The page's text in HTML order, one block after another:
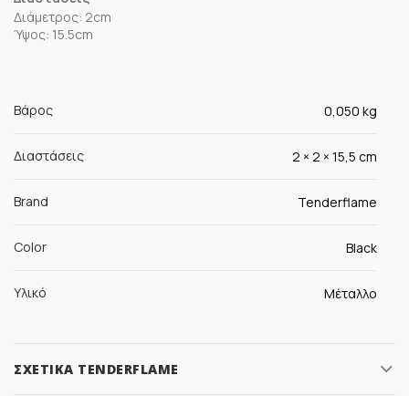
Διάμετρος: 2cm
Ύψος: 15.5cm
Βάρος 0,050 kg
Διαστάσεις 2 × 2 × 15,5 cm
Brand Tenderflame
Color Black
Υλικό Μέταλλο
ΣΧΕΤΙΚΆ TENDERFLAME